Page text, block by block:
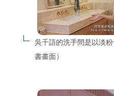
吳千語的洗手間是以淡
書畫面）